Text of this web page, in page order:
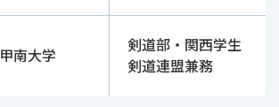
甲南大学
剣道部・関西学生
剣道連盟兼務